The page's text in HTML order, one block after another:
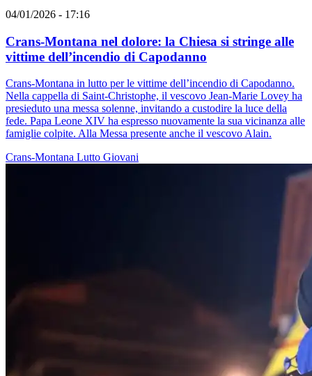
04/01/2026 - 17:16
Crans-Montana nel dolore: la Chiesa si stringe alle
vittime dell’incendio di Capodanno
Crans-Montana in lutto per le vittime dell’incendio di Capodanno.
Nella cappella di Saint-Christophe, il vescovo Jean-Marie Lovey ha
presieduto una messa solenne, invitando a custodire la luce della
fede. Papa Leone XIV ha espresso nuovamente la sua vicinanza alle
famiglie colpite. Alla Messa presente anche il vescovo Alain.
Crans-Montana Lutto Giovani